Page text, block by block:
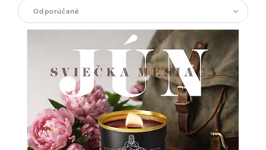
Odporúčané